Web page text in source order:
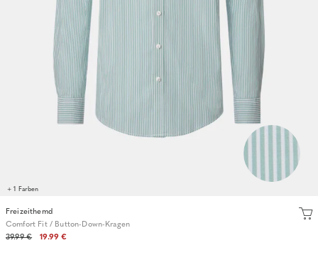
+ 1 Farben
Freizeithemd
Comfort Fit / Button-Down-Kragen
39.99 €
19.99 €